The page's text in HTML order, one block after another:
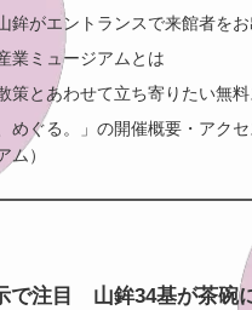
鉾がエントランスで来館者をお
業ミュージアムとは
策とあわせて立ち寄りたい無料
めぐる。」の開催概要・アク
ム）
で注目 山鉾34基が茶碗